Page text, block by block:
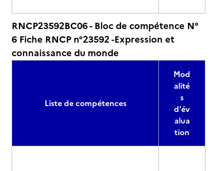
RNCP23592BC06 - Bloc de compétence N°
6 Fiche RNCP n°23592 -Expression et
connaissance du monde
Liste de compétences
Mod
alité
s
d'év
alua
tion